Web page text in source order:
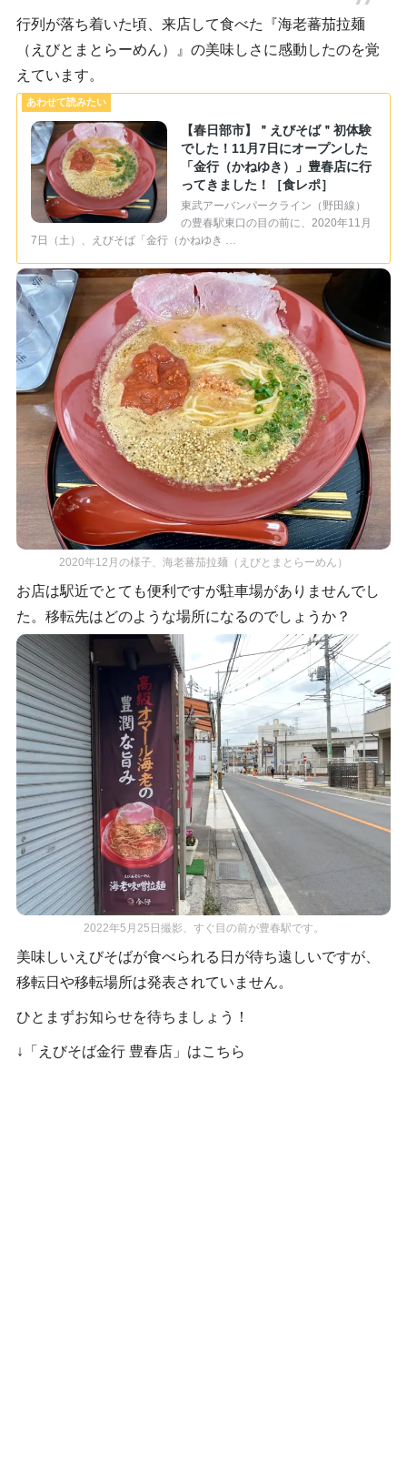
行列が落ち着いた頃、来店して食べた『海老蕃茄拉麺
（えびとまとらーめん）』の美味しさに感動したのを覚
えています。
【春日部市】＂えびそば＂初体験
でした！11月7日にオープンした
「金行（かねゆき）」豊春店に行
ってきました！［食レポ］
東武アーバンパークライン（野田線）
の豊春駅東口の目の前に、2020年11月
7日（土）、えびそば「金行（かねゆき …
2020年12月の様子、海老蕃茄拉麺（えびとまとらーめん）
お店は駅近でとても便利ですが駐車場がありませんでし
た。移転先はどのような場所になるのでしょうか？
2022年5月25日撮影、すぐ目の前が豊春駅です。
美味しいえびそばが食べられる日が待ち遠しいですが、
移転日や移転場所は発表されていません。
ひとまずお知らせを待ちましょう！
↓「えびそば金行 豊春店」はこちら